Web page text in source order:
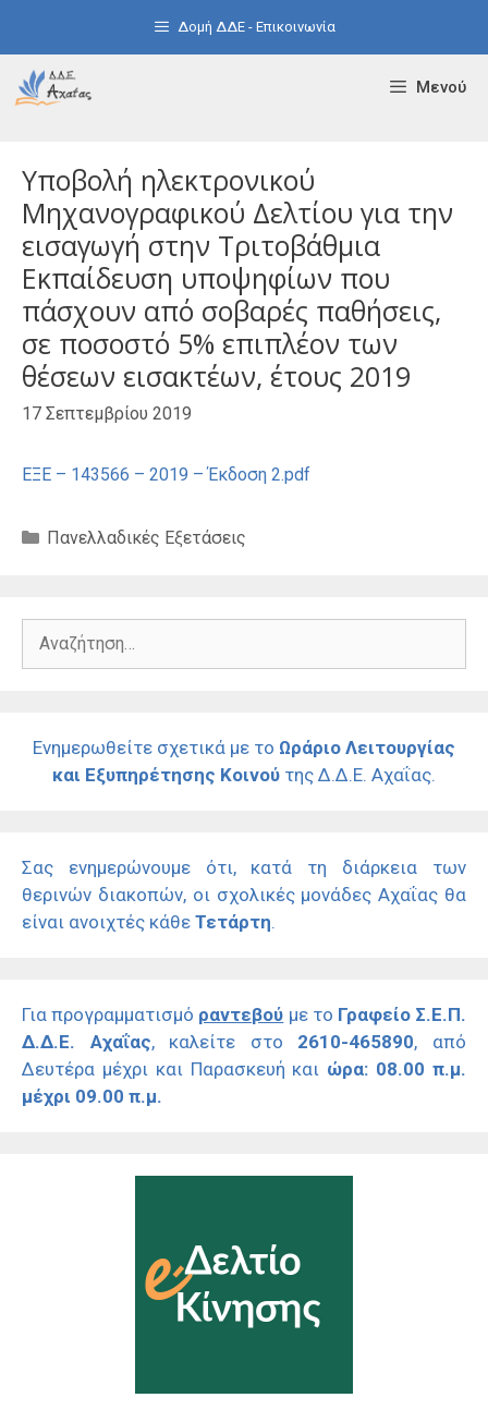
Δομή ΔΔΕ - Επικοινωνία
Μενού
Υποβολή ηλεκτρονικού
Μηχανογραφικού Δελτίου για την
εισαγωγή στην Τριτοβάθμια
Εκπαίδευση υποψηφίων που
πάσχουν από σοβαρές παθήσεις,
σε ποσοστό 5% επιπλέον των
θέσεων εισακτέων, έτους 2019
17 Σεπτεμβρίου 2019
ΕΞΕ – 143566 – 2019 – Έκδοση 2.pdf
Κατηγορίες
Πανελλαδικές Εξετάσεις
Αναζήτηση
Ενημερωθείτε σχετικά με το Ωράριο Λειτουργίας
και Εξυπηρέτησης Κοινού της Δ.Δ.Ε. Αχαΐας.
Σας ενημερώνουμε ότι, κατά τη διάρκεια των
θερινών διακοπών, οι σχολικές μονάδες Αχαΐας θα
είναι ανοιχτές κάθε Τετάρτη.
Για προγραμματισμό ραντεβού με το Γραφείο Σ.Ε.Π.
Δ.Δ.Ε. Αχαΐας, καλείτε στο 2610-465890, από
Δευτέρα μέχρι και Παρασκευή και ώρα: 08.00 π.μ.
μέχρι 09.00 π.μ.